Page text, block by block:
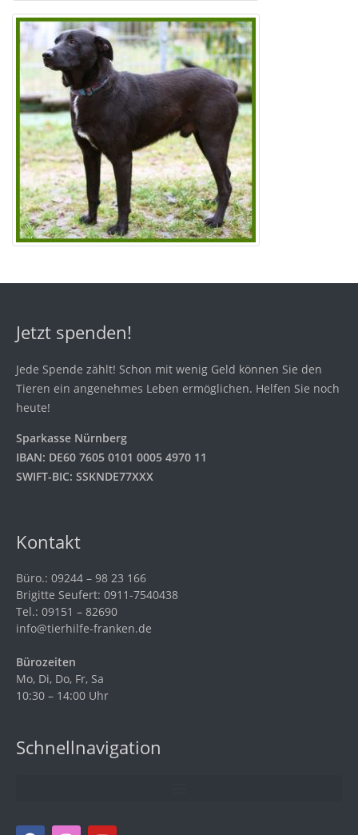
Jetzt spenden!
Jede Spende zählt! Schon mit wenig Geld können Sie den
Tieren ein angenehmes Leben ermöglichen. Helfen Sie noch
heute!
Sparkasse Nürnberg
IBAN: DE60 7605 0101 0005 4970 11
SWIFT-BIC: SSKNDE77XXX
Kontakt
Büro.: 09244 – 98 23 166
Brigitte Seufert: 0911-7540438
Tel.: 09151 – 82690
info@tierhilfe-franken.de
Bürozeiten
Mo, Di, Do, Fr, Sa
10:30 – 14:00 Uhr
Schnellnavigation